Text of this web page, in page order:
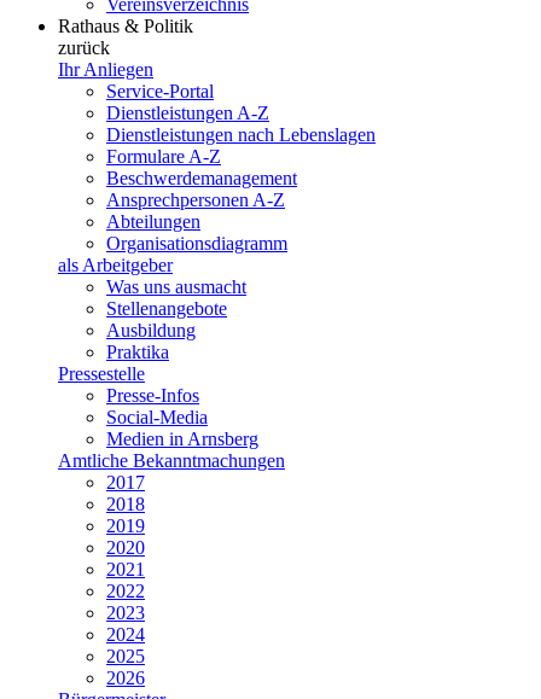
Vereinsverzeichnis
Rathaus & Politik
zurück
Ihr Anliegen
Service-Portal
Dienstleistungen A-Z
Dienstleistungen nach Lebenslagen
Formulare A-Z
Beschwerdemanagement
Ansprechpersonen A-Z
Abteilungen
Organisationsdiagramm
als Arbeitgeber
Was uns ausmacht
Stellenangebote
Ausbildung
Praktika
Pressestelle
Presse-Infos
Social-Media
Medien in Arnsberg
Amtliche Bekanntmachungen
2017
2018
2019
2020
2021
2022
2023
2024
2025
2026